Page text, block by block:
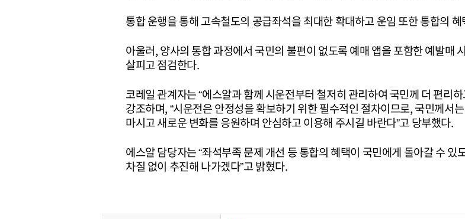
통합 운행을 통해 고속철도의 공급좌석을 최대한 확대하고 운임 또한 통합의
아울러, 양사의 통합 과정에서 국민의 불편이 없도록 예매 앱을 포함한 예발매
살피고 점검한다.
코레일 관계자는 “에스알과 함께 시운전부터 철저히 관리하여 국민께 더 편리
강조하며, “시운전은 안정성을 확보하기 위한 필수적인 절차이므로, 국민께서
마시고 새로운 변화를 응원하며 안심하고 이용해 주시길 바란다”고 당부했다.
에스알 담당자는 “좌석부족 문제 개선 등 통합의 혜택이 국민에게 돌아갈 수
차질 없이 추진해 나가겠다”고 밝혔다.